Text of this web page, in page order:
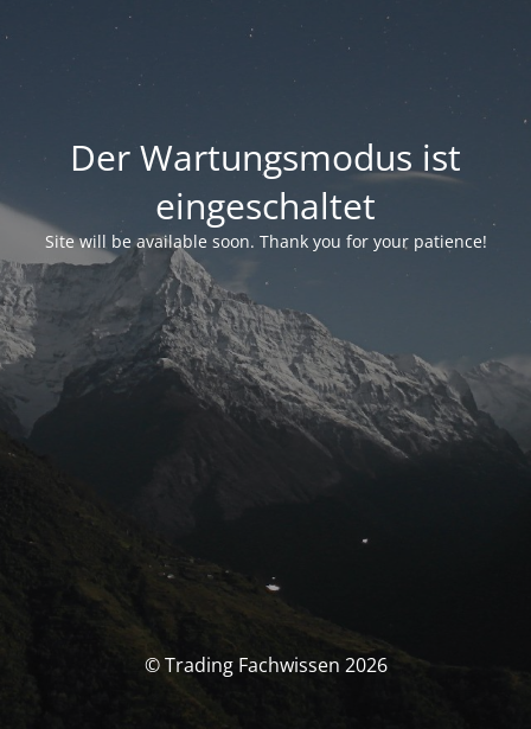
Der Wartungsmodus ist
eingeschaltet
Site will be available soon. Thank you for your patience!
© Trading Fachwissen 2026